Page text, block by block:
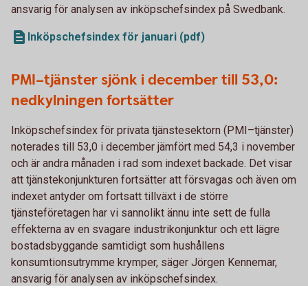
ansvarig för analysen av inköpschefsindex på Swedbank.
Inköpschefsindex för januari (pdf)
PMI–tjänster sjönk i december till 53,0:
nedkylningen fortsätter
Inköpschefsindex för privata tjänstesektorn (PMI–tjänster)
noterades till 53,0 i december jämfört med 54,3 i november
och är andra månaden i rad som indexet backade. Det visar
att tjänstekonjunkturen fortsätter att försvagas och även om
indexet antyder om fortsatt tillväxt i de större
tjänsteföretagen har vi sannolikt ännu inte sett de fulla
effekterna av en svagare industrikonjunktur och ett lägre
bostadsbyggande samtidigt som hushållens
konsumtionsutrymme krymper, säger Jörgen Kennemar,
ansvarig för analysen av inköpschefsindex.